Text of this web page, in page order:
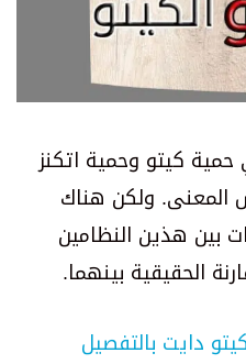
كيتو وحمية اتكنز
المعنى. ولكن هناك
بين هذين النظامين
الحقيقية بينهما.
دايت بالتفصيل